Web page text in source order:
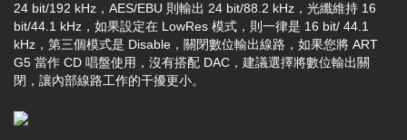
24 bit/192 kHz，AES/EBU 則輸出 24 bit/88.2 kHz，光纖維持 16
bit/44.1 kHz，如果設定在 LowRes 模式，則一律是 16 bit/ 44.1
kHz，第三個模式是 Disable，關閉數位輸出線路，如果您將 ART
G5 當作 CD 唱盤使用，沒有搭配 DAC，建議選擇將數位輸出關
閉，讓內部線路工作的干擾更小。